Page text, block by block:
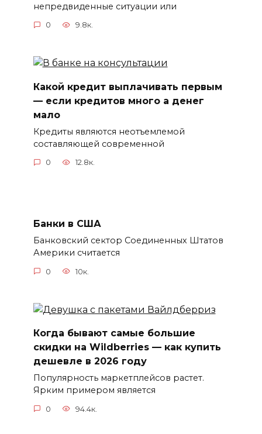
непредвиденные ситуации или
0 9.8к.
Какой кредит выплачивать первым
— если кредитов много а денег
мало
Кредиты являются неотъемлемой
составляющей современной
0 12.8к.
Банки в США
Банковский сектор Соединенных Штатов
Америки считается
0 10к.
Когда бывают самые большие
скидки на Wildberries — как купить
дешевле в 2026 году
Популярность маркетплейсов растет.
Ярким примером является
0 94.4к.